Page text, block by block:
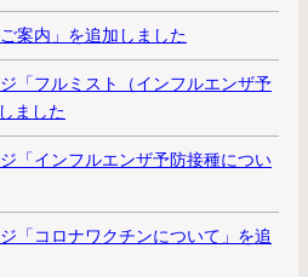
ご案内」を追加しました
「フルミスト（インフルエンザ予
ました
「インフルエンザ予防接種につい
「コロナワクチンについて」を追